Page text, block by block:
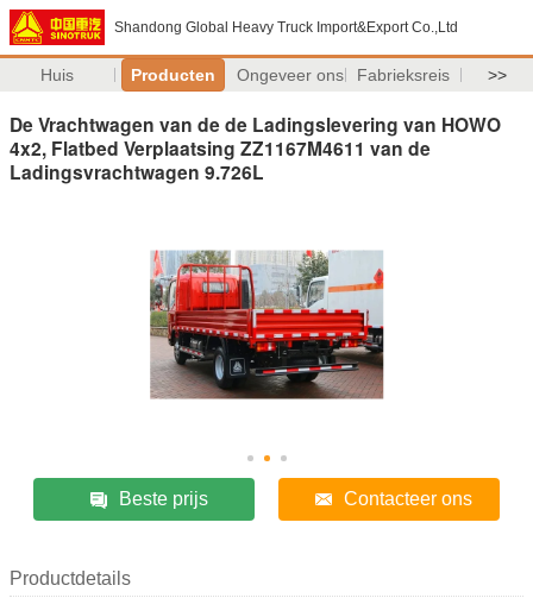
Shandong Global Heavy Truck Import&Export Co.,Ltd
Huis Producten Ongeveer ons Fabrieksreis >>
De Vrachtwagen van de de Ladingslevering van HOWO
4x2, Flatbed Verplaatsing ZZ1167M4611 van de
Ladingsvrachtwagen 9.726L
Beste prijs Contacteer ons
Productdetails